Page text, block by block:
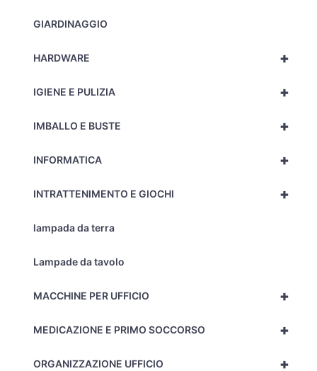
GIARDINAGGIO
+
HARDWARE
+
IGIENE E PULIZIA
+
IMBALLO E BUSTE
+
INFORMATICA
+
INTRATTENIMENTO E GIOCHI
lampada da terra
Lampade da tavolo
+
MACCHINE PER UFFICIO
+
MEDICAZIONE E PRIMO SOCCORSO
+
ORGANIZZAZIONE UFFICIO